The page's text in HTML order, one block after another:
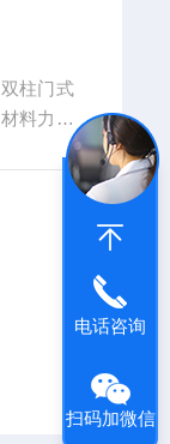
柱门式
料力学
电话咨询
扫码加微信